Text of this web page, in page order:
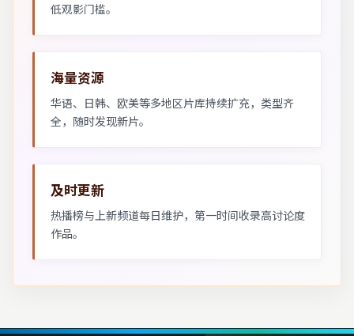
低观影门槛。
海量资源
华语、日韩、欧美等多地区片库持续扩充，类型齐
全，随时发现新片。
及时更新
热播榜与上新频道每日维护，第一时间收录高讨论度
作品。